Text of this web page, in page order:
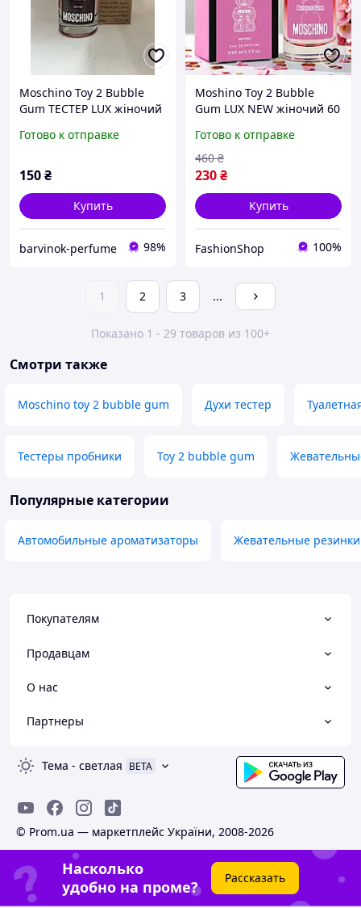
Moschino Toy 2 Bubble
Gum ТЕСТЕР LUX жіночий
Готово к отправке
150₴
Купить
barvinok-perfume 98%
Moshino Toy 2 Bubble
Gum LUX NEW жіночий 60
Готово к отправке
230₴
460 ₴
Купить
FashionShop 100%
1 2 3 ...
Показано 1 - 29 товаров из 100+
Смотри также
Moschino toy 2 bubble gum Духи тестер
Тестеры пробники Toy 2 bubble gum
Популярные категории
Автомобильные ароматизаторы Жевательные резинки
Покупателям
Продавцам
О нас
Партнеры
Тема - светлая BETA
© Prom.ua — маркетплейс України, 2008-2026
Насколько
удобно на проме?
Рассказать